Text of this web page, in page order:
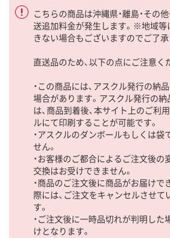
こちらの商品は沖縄県・離島・その
送追加料金が発生します。※地域等
きない場合もございますのでご了承
直送品のため、以下の点にご注意く
・この商品には、アスクル発行の納
場合があります。アスクル発行の
は、商品到着後、本サイト上のご利
ルにて印刷することが可能です。
・アスクルのダンボールもしくは袋
せん。
・お客様のご都合によるご注文後の
交換はお受けできません。
・商品のご注文後に商品がお届け
際には、ご注文をキャンセルさせて
す。
・ご注文後に一時品切れが判明した
けとなります。